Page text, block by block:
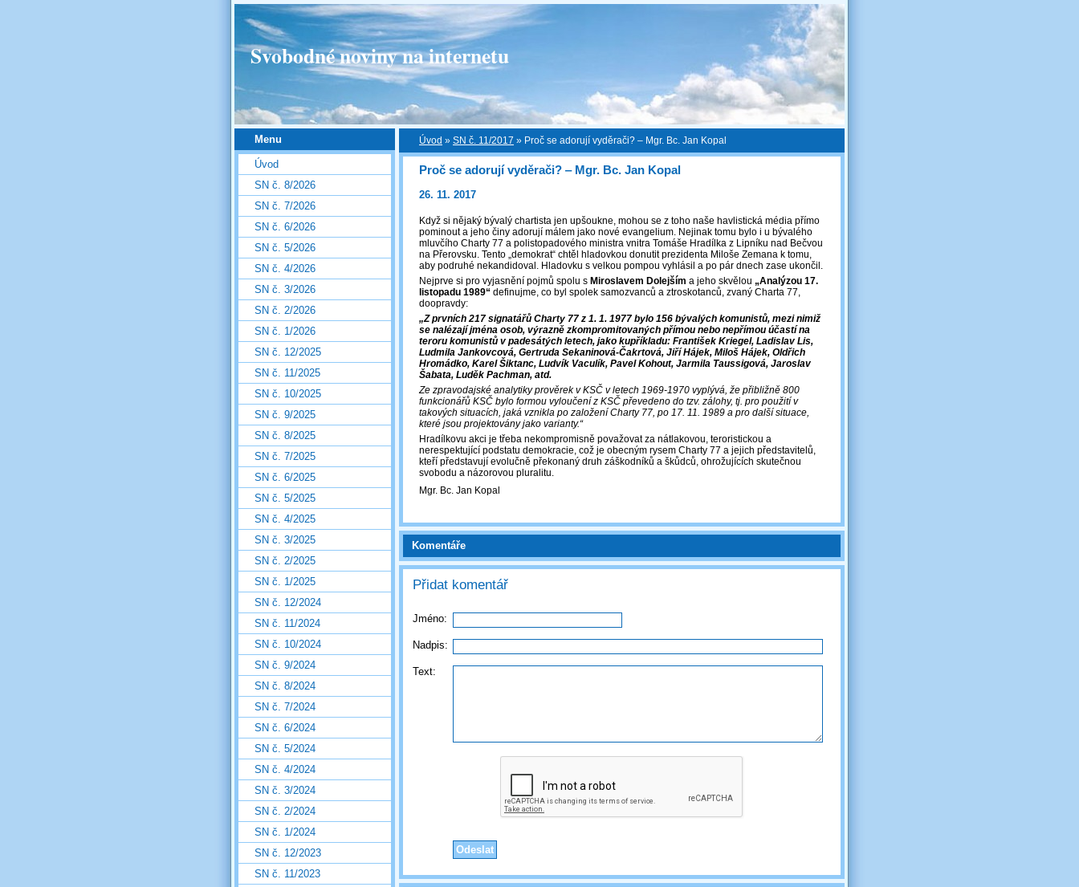
Svobodné noviny na internetu
Úvod » SN č. 11/2017 » Proč se adorují vyděrači? ‒ Mgr. Bc. Jan Kopal
Proč se adorují vyděrači? ‒ Mgr. Bc. Jan Kopal
26. 11. 2017
Když si nějaký bývalý chartista jen upšoukne, mohou se z toho naše havlistická média přímo
pominout a jeho činy adorují málem jako nové evangelium. Nejinak tomu bylo i u bývalého
mluvčího Charty 77 a polistopadového ministra vnitra Tomáše Hradílka z Lipníku nad Bečvou
na Přerovsku. Tento „demokrat“ chtěl hladovkou donutit prezidenta Miloše Zemana k tomu,
aby podruhé nekandidoval. Hladovku s velkou pompou vyhlásil a po pár dnech zase ukončil.
Nejprve si pro vyjasnění pojmů spolu s Miroslavem Dolejším a jeho skvělou „Analýzou 17.
listopadu 1989“ definujme, co byl spolek samozvanců a ztroskotanců, zvaný Charta 77,
doopravdy:
„Z prvních 217 signatářů Charty 77 z 1. 1. 1977 bylo 156 bývalých komunistů, mezi nimiž
se nalézají jména osob, výrazně zkompromitovaných přímou nebo nepřímou účastí na
teroru komunistů v padesátých letech, jako kupříkladu: František Kriegel, Ladislav Lis,
Ludmila Jankovcová, Gertruda Sekaninová-Čakrtová, Jiří Hájek, Miloš Hájek, Oldřich
Hromádko, Karel Šiktanc, Ludvík Vaculík, Pavel Kohout, Jarmila Taussigová, Jaroslav
Šabata, Luděk Pachman, atd.
Ze zpravodajské analytiky prověrek v KSČ v letech 1969-1970 vyplývá, že přibližně 800
funkcionářů KSČ bylo formou vyloučení z KSČ převedeno do tzv. zálohy, tj. pro použití v
takových situacích, jaká vznikla po založení Charty 77, po 17. 11. 1989 a pro další situace,
které jsou projektovány jako varianty.“
Hradílkovu akci je třeba nekompromisně považovat za nátlakovou, teroristickou a
nerespektující podstatu demokracie, což je obecným rysem Charty 77 a jejich představitelů,
kteří představují evolučně překonaný druh záškodníků a škůdců, ohrožujících skutečnou
svobodu a názorovou pluralitu.
Mgr. Bc. Jan Kopal
Komentáře
Přidat komentář
Jméno:
Nadpis:
Text:
Menu
Úvod
SN č. 8/2026
SN č. 7/2026
SN č. 6/2026
SN č. 5/2026
SN č. 4/2026
SN č. 3/2026
SN č. 2/2026
SN č. 1/2026
SN č. 12/2025
SN č. 11/2025
SN č. 10/2025
SN č. 9/2025
SN č. 8/2025
SN č. 7/2025
SN č. 6/2025
SN č. 5/2025
SN č. 4/2025
SN č. 3/2025
SN č. 2/2025
SN č. 1/2025
SN č. 12/2024
SN č. 11/2024
SN č. 10/2024
SN č. 9/2024
SN č. 8/2024
SN č. 7/2024
SN č. 6/2024
SN č. 5/2024
SN č. 4/2024
SN č. 3/2024
SN č. 2/2024
SN č. 1/2024
SN č. 12/2023
SN č. 11/2023